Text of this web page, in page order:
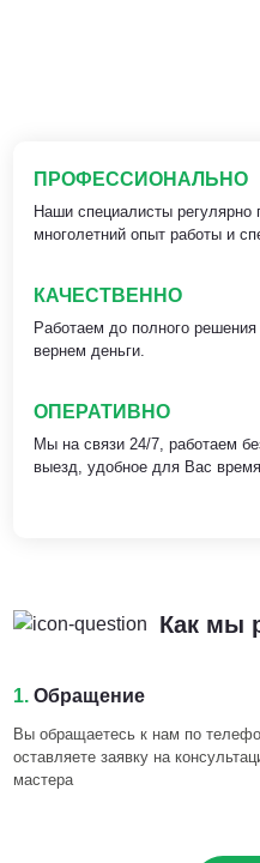
ПРОФЕССИОНАЛЬНО
Наши специалисты
многолетний опыт работы и
КАЧЕСТВЕННО
Работаем до полного
вернем деньги.
ОПЕРАТИВНО
Мы на связи 24/7, работаем
выезд, удобное для Вас
Как мы
1. Обращение
Вы обращаетесь к нам по
оставляете заявку на
мастера